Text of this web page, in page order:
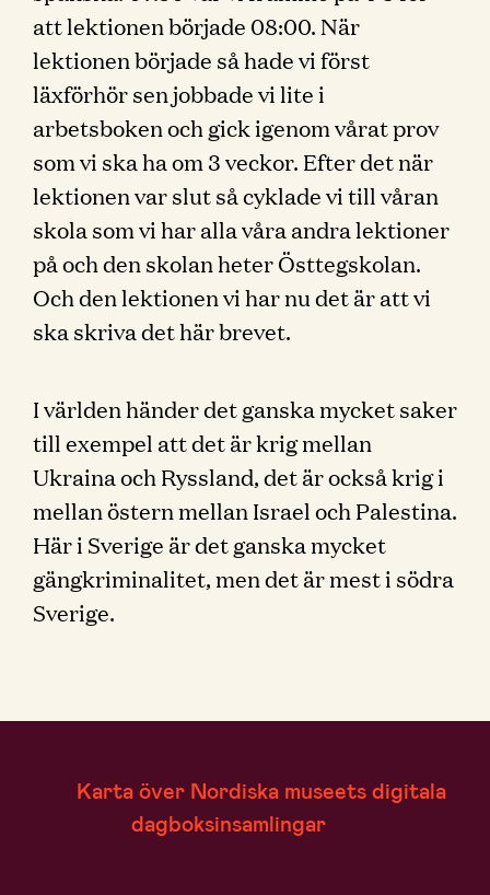
att lektionen började 08:00. När
lektionen började så hade vi först
läxförhör sen jobbade vi lite i
arbetsboken och gick igenom vårat prov
som vi ska ha om 3 veckor. Efter det när
lektionen var slut så cyklade vi till våran
skola som vi har alla våra andra lektioner
på och den skolan heter Östtegskolan.
Och den lektionen vi har nu det är att vi
ska skriva det här brevet.
I världen händer det ganska mycket saker
till exempel att det är krig mellan
Ukraina och Ryssland, det är också krig i
mellan östern mellan Israel och Palestina.
Här i Sverige är det ganska mycket
gängkriminalitet, men det är mest i södra
Sverige.
Karta över Nordiska museets digitala
dagboksinsamlingar